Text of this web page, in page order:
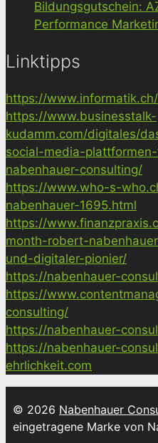
Bildungsgutschein:
Performance
Linktipps
https://
https://www.businesstalk-
kudamm.com/digitales/
social-media-
nabenhauer-consulting/
https://www.who-s-
nabenhauer-1695.html
https://
month-robert-
und-digitaler-pionier/
https://nabenhauer-
https://
consulting/
https://nabenhauer-
https://nabenhauer-
ehrlichkeit.com
© 2026 Nabenhauer
eingetragene Marke von